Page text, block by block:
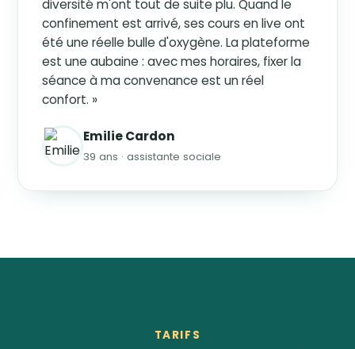
diversité m'ont tout de suite plu. Quand le
confinement est arrivé, ses cours en live ont
été une réelle bulle d'oxygène. La plateforme
est une aubaine : avec mes horaires, fixer la
séance à ma convenance est un réel
confort. »
Emilie Cardon
39 ans · assistante sociale
TARIFS